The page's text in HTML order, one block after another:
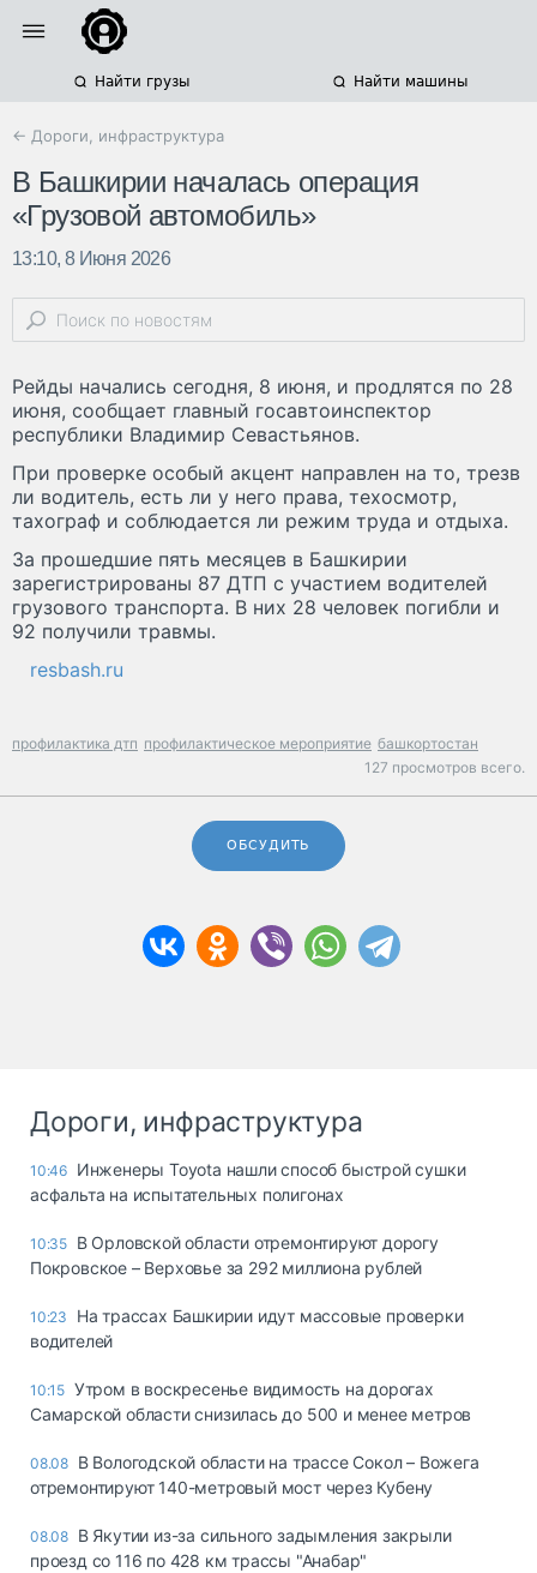
Найти грузы Найти машины
← Дороги, инфраструктура
В Башкирии началась операция
«Грузовой автомобиль»
13:10, 8 Июня 2026
Рейды начались сегодня, 8 июня, и продлятся по 28
июня, сообщает главный госавтоинспектор
республики Владимир Севастьянов.
При проверке особый акцент направлен на то, трезв
ли водитель, есть ли у него права, техосмотр,
тахограф и соблюдается ли режим труда и отдыха.
За прошедшие пять месяцев в Башкирии
зарегистрированы 87 ДТП с участием водителей
грузового транспорта. В них 28 человек погибли и
92 получили травмы.
resbash.ru
профилактика дтп профилактическое мероприятие башкортостан
127 просмотров всего.
ОБСУДИТЬ
Дороги, инфраструктура
10:46 Инженеры Toyota нашли способ быстрой сушки
асфальта на испытательных полигонах
10:35 В Орловской области отремонтируют дорогу
Покровское – Верховье за 292 миллиона рублей
10:23
На трассах Башкирии идут массовые проверки
водителей
10:15 Утром в воскресенье видимость на дорогах
Самарской области снизилась до 500 и менее метров
08.08 В Вологодской области на трассе Сокол – Вожега
отремонтируют 140-метровый мост через Кубену
08.08 В Якутии из-за сильного задымления закрыли
проезд со 116 по 428 км трассы "Анабар"